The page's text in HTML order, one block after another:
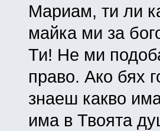
Мариам, ти ли
майка ми за
Ти! Не ми
право. Ако бях
знаеш какво
има в Твоята